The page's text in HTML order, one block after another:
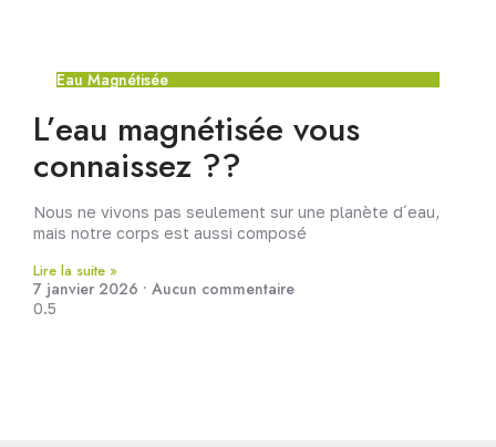
Eau Magnétisée
L’eau magnétisée vous
connaissez ??
Nous ne vivons pas seulement sur une planète d´eau,
mais notre corps est aussi composé
Lire la suite »
7 janvier 2026 Aucun commentaire